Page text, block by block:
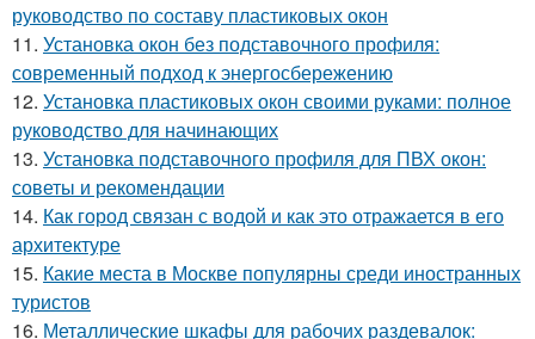
руководство по составу пластиковых окон
11. Установка окон без подставочного профиля:
современный подход к энергосбережению
12. Установка пластиковых окон своими руками: полное
руководство для начинающих
13. Установка подставочного профиля для ПВХ окон:
советы и рекомендации
14. Как город связан с водой и как это отражается в его
архитектуре
15. Какие места в Москве популярны среди иностранных
туристов
16. Металлические шкафы для рабочих раздевалок: